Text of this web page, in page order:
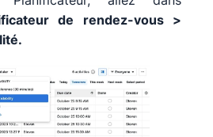
de rendez-vous >